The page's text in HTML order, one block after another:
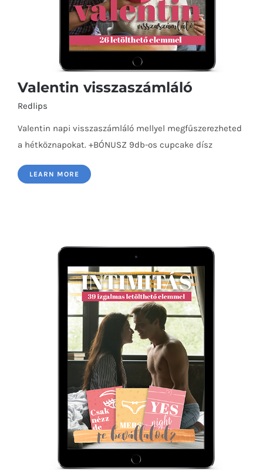
Valentin visszaszámláló
Redlips
Valentin napi visszaszámláló mellyel megfűszerezheted
a hétköznapokat. +BÓNUSZ 9db-os cupcake dísz
LEARN MORE